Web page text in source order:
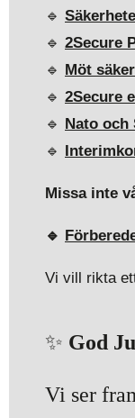
🔹
🔹 2Secure
🔹
Möt
🔹 2Secure
🔹
Nato
🔹
Missa inte
🔹
Vi vill rikta
✨ God
Vi ser